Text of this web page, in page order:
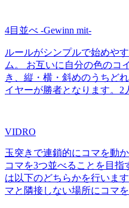
4目並べ -Gewinn mit-
ルールがシンプルで始めや
ム。 お互いに自分の色のコ
き、縦・横・斜めのうちど
イヤーが勝者となります。2
VIDRO
玉突きで連鎖的にコマを動
コマを3つ並べることを目
は以下のどちらかを行いま
マと隣接しない場所にコマ